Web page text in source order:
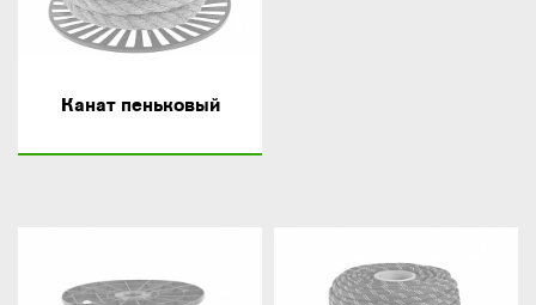
Канат пеньковый